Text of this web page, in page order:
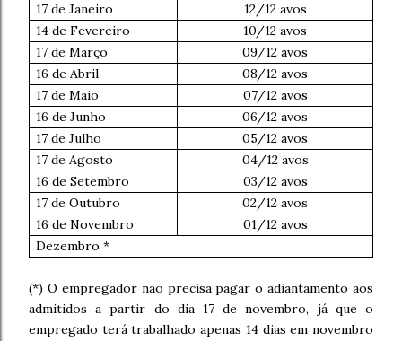
17 de Janeiro
12/12 avos
14 de Fevereiro
10/12 avos
17 de Março
09/12 avos
16 de Abril
08/12 avos
17 de Maio
07/12 avos
16 de Junho
06/12 avos
17 de Julho
05/12 avos
17 de Agosto
04/12 avos
16 de Setembro
03/12 avos
17 de Outubro
02/12 avos
16 de Novembro
01/12 avos
Dezembro *
(*) O empregador não precisa pagar o adiantamento aos
admitidos a partir do dia 17 de novembro, já que o
empregado terá trabalhado apenas 14 dias em novembro